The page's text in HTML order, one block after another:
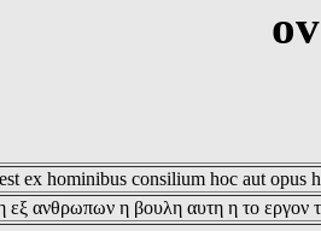
ex hominibus consilium hoc aut opus
εξ ανθρωπων η βουλη αυτη η το εργον